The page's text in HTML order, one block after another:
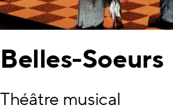
Belles-Soeurs
Théâtre musical